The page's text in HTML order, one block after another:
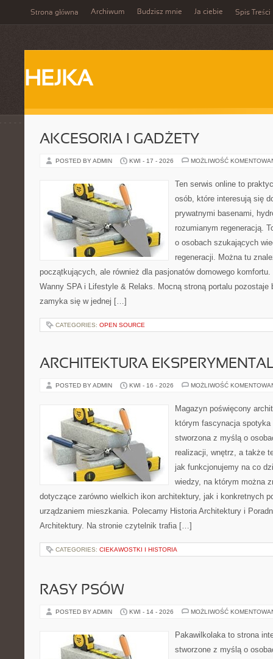
Strona główna Archiwum Budzisz mnie Ja ciebie Spis Treści
HEJKA
AKCESORIA I GADŻETY
POSTED BY ADMIN KWI - 17 - 2026 MOŻLIWOŚĆ
Ten serwis online to
osób, które interesują się
prywatnymi basenami,
rozumianym regeneracją.
o osobach szukających
regeneracji. Można tu
początkujących, ale również dla pasjonatów domowego
Wanny SPA i Lifestyle & Relaks. Mocną stroną portalu pozostaje
zamyka się w jednej […]
CATEGORIES: OPEN SOURCE
ARCHITEKTURA
POSTED BY ADMIN KWI - 16 - 2026 MOŻLIWOŚĆ
Magazyn poświęcony
którym fascynacja spotyka
stworzona z myślą o
realizacji, wnętrz, a także
jak funkcjonujemy na co
wiedzy, na którym można
dotyczące zarówno wielkich ikon architektury, jak i konkretnych
urządzaniem mieszkania. Polecamy Historia Architektury i
Architektury. Na stronie czytelnik trafia […]
CATEGORIES: CIEKAWOSTKI I HISTORIA
RASY PSÓW
POSTED BY ADMIN KWI - 14 - 2026 MOŻLIWOŚĆ
Pakawilkolaka to strona
stworzone z myślą o